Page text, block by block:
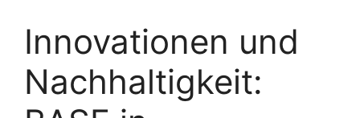
Innovationen und
Nachhaltigkeit: